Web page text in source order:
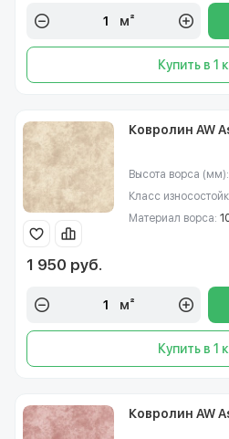
м²
Купить в 1
Ковролин AW
Высота ворса (мм):
Класс
Материал ворса:
1 950 руб.
м²
Купить в 1
Ковролин AW